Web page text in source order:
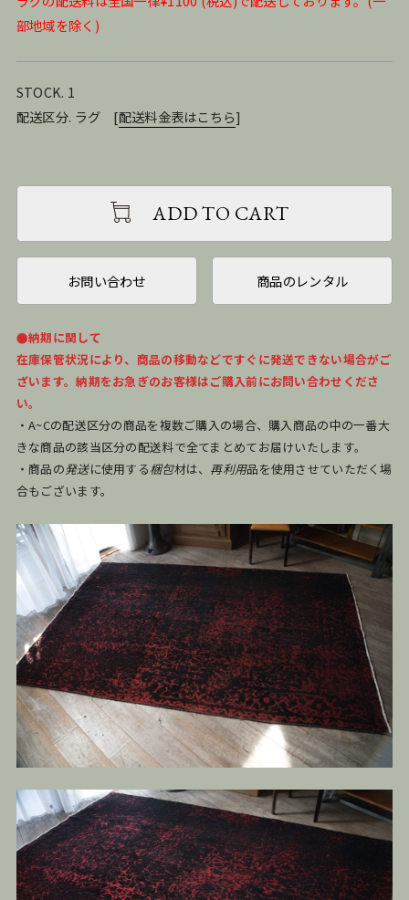
部地域を除く)
STOCK. 1
配送区分. ラグ [配送料金表はこちら]
ADD TO CART
お問い合わせ 商品のレンタル
●納期に関して
在庫保管状況により、商品の移動などですぐに発送できない場合がご
ざいます。納期をお急ぎのお客様はご購入前にお問い合わせくださ
い。
・A~Cの配送区分の商品を複数ご購入の場合、購入商品の中の一番大
きな商品の該当区分の配送料で全てまとめてお届けいたします。
・商品の発送に使用する梱包材は、 再利用品を使用させていただく場
合もございます。